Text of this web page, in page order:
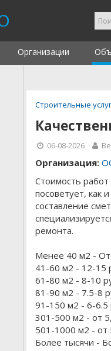
Организации
Строительные
06-08-2026
Организация:
Стоимость работ
посоветует, как
составление
ремонта.
Менее 40 м2 - От
41-60 м2 - 12-15
61-80 м2 - 8-10
81-90 м2 - 7.5-8
91-150 м2 - 6-6.5
301-500 м2 - от
501-1000 м2 - от
Более тысячи -